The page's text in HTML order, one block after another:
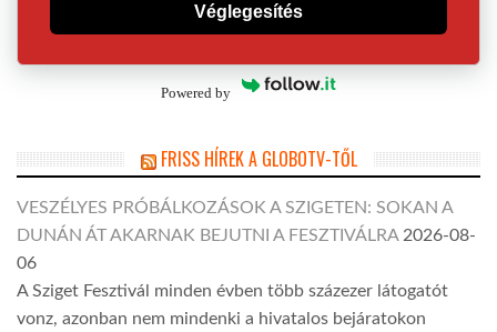
Véglegesítés
Powered by
FRISS HÍREK A GLOBOTV-TŐL
VESZÉLYES PRÓBÁLKOZÁSOK A SZIGETEN: SOKAN A
DUNÁN ÁT AKARNAK BEJUTNI A FESZTIVÁLRA 2026-08-
06
A Sziget Fesztivál minden évben több százezer látogatót
vonz, azonban nem mindenki a hivatalos bejáratokon